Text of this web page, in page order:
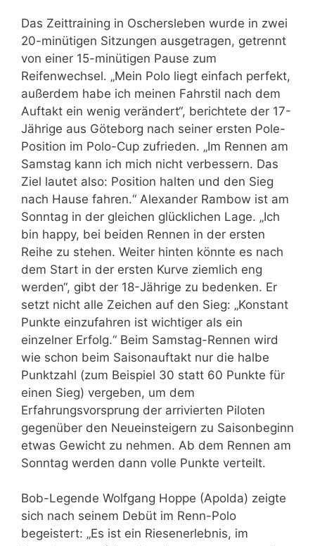
Das Zeittraining in Oschersleben wurde in zwei
20-minütigen Sitzungen ausgetragen, getrennt
von einer 15-minütigen Pause zum
Reifenwechsel. „Mein Polo liegt einfach perfekt,
außerdem habe ich meinen Fahrstil nach dem
Auftakt ein wenig verändert“, berichtete der 17-
Jährige aus Göteborg nach seiner ersten Pole-
Position im Polo-Cup zufrieden. „Im Rennen am
Samstag kann ich mich nicht verbessern. Das
Ziel lautet also: Position halten und den Sieg
nach Hause fahren.“ Alexander Rambow ist am
Sonntag in der gleichen glücklichen Lage. „Ich
bin happy, bei beiden Rennen in der ersten
Reihe zu stehen. Weiter hinten könnte es nach
dem Start in der ersten Kurve ziemlich eng
werden“, gibt der 18-Jährige zu bedenken. Er
setzt nicht alle Zeichen auf den Sieg: „Konstant
Punkte einzufahren ist wichtiger als ein
einzelner Erfolg.“ Beim Samstag-Rennen wird
wie schon beim Saisonauftakt nur die halbe
Punktzahl (zum Beispiel 30 statt 60 Punkte für
einen Sieg) vergeben, um dem
Erfahrungsvorsprung der arrivierten Piloten
gegenüber den Neueinsteigern zu Saisonbeginn
etwas Gewicht zu nehmen. Ab dem Rennen am
Sonntag werden dann volle Punkte verteilt.
Bob-Legende Wolfgang Hoppe (Apolda) zeigte
sich nach seinem Debüt im Renn-Polo
begeistert: „Es ist ein Riesenerlebnis, im